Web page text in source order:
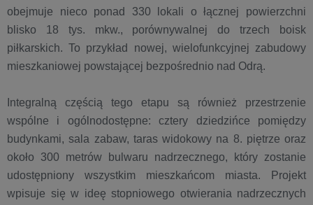
obejmuje nieco ponad 330 lokali o łącznej powierzchni
blisko 18 tys. mkw., porównywalnej do trzech boisk
piłkarskich. To przykład nowej, wielofunkcyjnej zabudowy
mieszkaniowej powstającej bezpośrednio nad Odrą.
Integralną częścią tego etapu są również przestrzenie
wspólne i ogólnodostępne: cztery dziedzińce pomiędzy
budynkami, sala zabaw, taras widokowy na 8. piętrze oraz
około 300 metrów bulwaru nadrzecznego, który zostanie
udostępniony wszystkim mieszkańcom miasta. Projekt
wpisuje się w ideę stopniowego otwierania nadrzecznych